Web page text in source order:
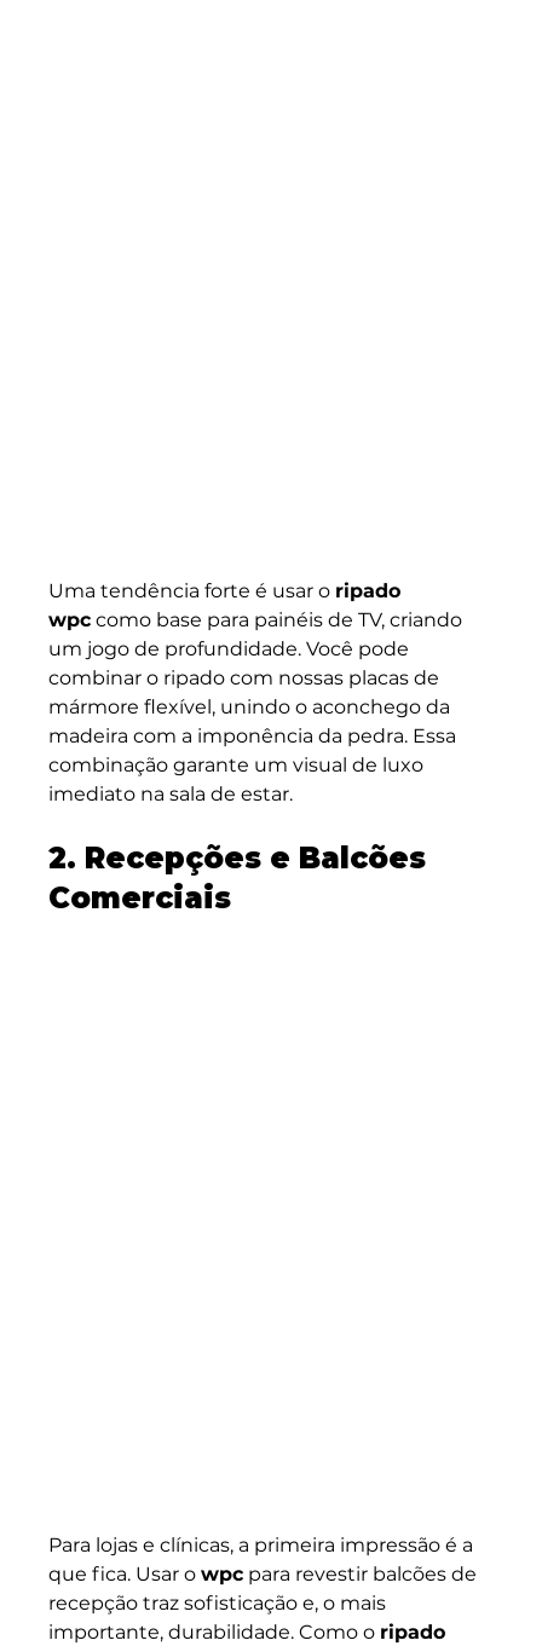
Uma tendência forte é usar o ripado
wpc como base para painéis de TV, criando
um jogo de profundidade. Você pode
combinar o ripado com nossas placas de
mármore flexível, unindo o aconchego da
madeira com a imponência da pedra. Essa
combinação garante um visual de luxo
imediato na sala de estar.
2. Recepções e Balcões
Comerciais
Para lojas e clínicas, a primeira impressão é a
que fica. Usar o wpc para revestir balcões de
recepção traz sofisticação e, o mais
importante, durabilidade. Como o ripado